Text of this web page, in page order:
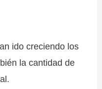
ido creciendo los
la cantidad de